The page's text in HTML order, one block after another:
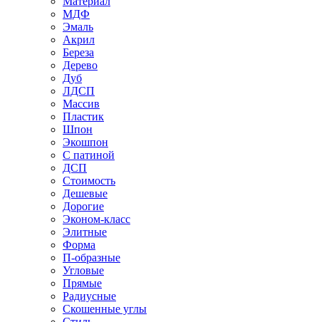
МДФ
Эмаль
Акрил
Береза
Дерево
Дуб
ЛДСП
Массив
Пластик
Шпон
Экошпон
С патиной
ДСП
Стоимость
Дешевые
Дорогие
Эконом-класс
Элитные
Форма
П-образные
Угловые
Прямые
Радиусные
Скошенные углы